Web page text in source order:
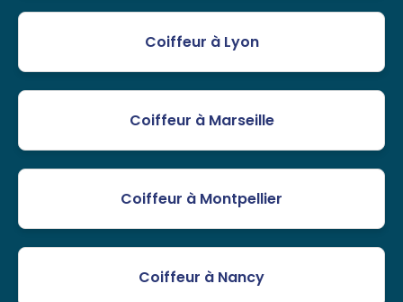
Coiffeur à Lyon
Coiffeur à Marseille
Coiffeur à Montpellier
Coiffeur à Nancy